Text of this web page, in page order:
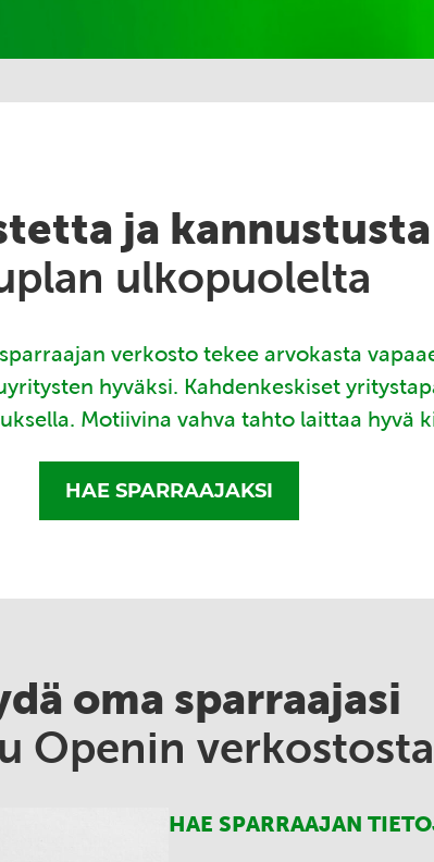
ja kannustusta
ulkopuolelta
verkosto tekee arvokasta
hyväksi. Kahdenkeskiset
Motiivina vahva tahto laittaa hyvä
HAE SPARRAAJAKSI
oma sparraajasi
Openin verkostosta
HAE SPARRAAJAN